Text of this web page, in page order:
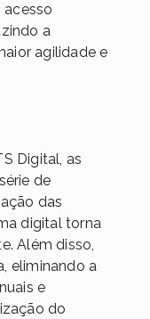
a
agilidade e
Digital, as
de
das
digital torna
Além disso,
eliminando a
e
do